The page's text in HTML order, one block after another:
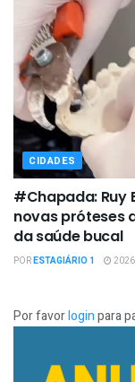
CIDADES
#Chapada: Ruy
novas próteses
da saúde bucal
PORESTAGIÁRIO 1
Por favorloginpara